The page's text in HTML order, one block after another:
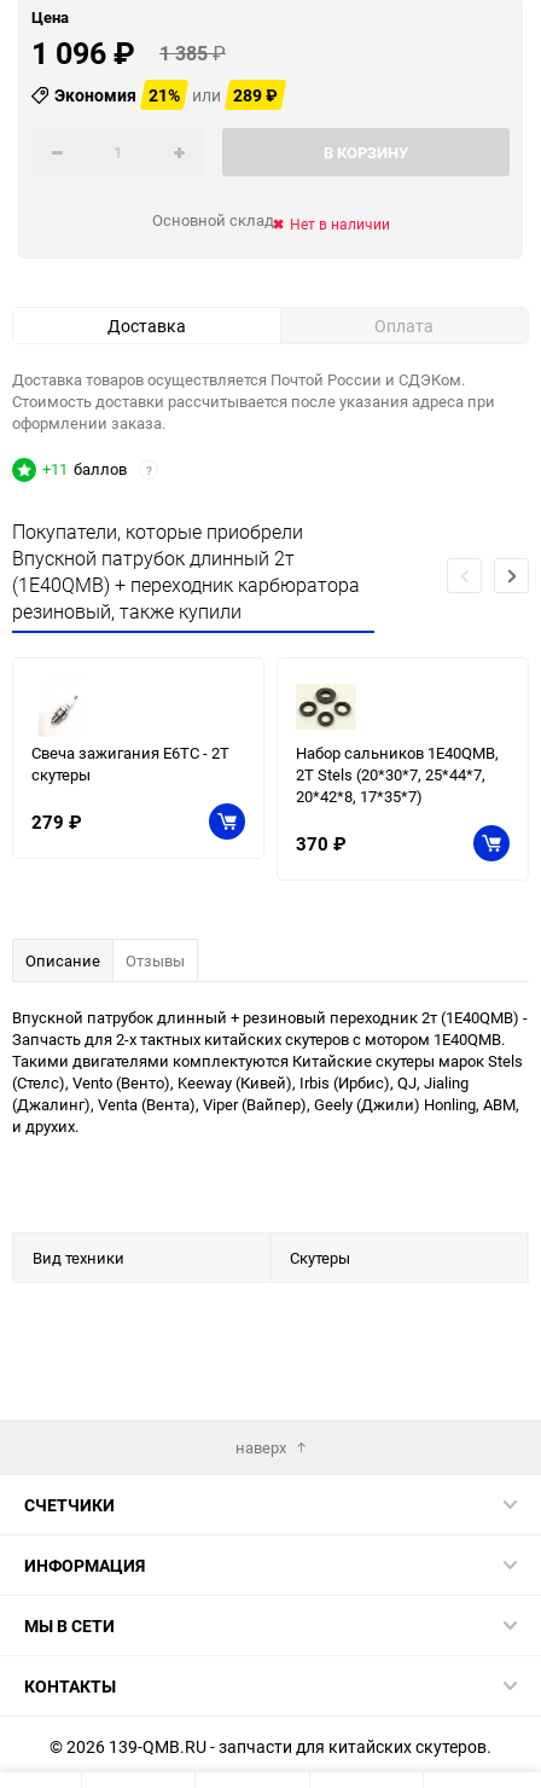
Цена
1 096₽ 1 385₽
Экономия 21% или 289₽
В КОРЗИНУ
Основной склад Нет в наличии
Доставка Оплата
Доставка товаров осуществляется Почтой России и СДЭКом.
Стоимость доставки рассчитывается после указания адреса при
оформлении заказа.
+11 баллов ?
Покупатели, которые приобрели
Впускной патрубок длинный 2т
(1E40QMB) + переходник карбюратора
резиновый, также купили
Свеча зажигания E6TC - 2Т
скутеры
279 ₽
Набор сальников 1E40QMB,
2T Stels (20*30*7, 25*44*7,
20*42*8, 17*35*7)
370 ₽
Описание Отзывы
Впускной патрубок длинный + резиновый переходник 2т (1E40QMB) -
Запчасть для 2-х тактных китайских скутеров с мотором 1E40QMB.
Такими двигателями комплектуются Китайские скутеры марок Stels
(Стелс), Vento (Венто), Keeway (Кивей), Irbis (Ирбис), QJ, Jialing
(Джалинг), Venta (Вента), Viper (Вайпер), Geely (Джили) Honling, ABM,
и друхих.
Вид техники Скутеры
наверх
СЧЕТЧИКИ
ИНФОРМАЦИЯ
МЫ В СЕТИ
КОНТАКТЫ
© 2026 139-QMB.RU - запчасти для китайских скутеров.